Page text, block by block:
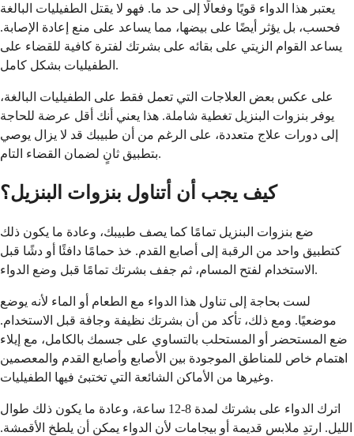
يعتبر هذا الدواء قويًا وفعالًا إلى حد ما. فهو لا يقتل الطفيليات البالغة
فحسب، بل يؤثر أيضًا على بيضها، مما يساعد على منع إعادة الإصابة.
يساعد القوام الزيتي على بقائه على بشرتك لفترة كافية للقضاء على
الطفيليات بشكل كامل.
على عكس بعض العلاجات التي تعمل فقط على الطفيليات البالغة،
يوفر بنزوات البنزيل تغطية شاملة. هذا يعني أنك أقل عرضة للحاجة
إلى دورات علاج متعددة، على الرغم من أن طبيبك قد لا يزال يوصي
بتطبيق ثانٍ لضمان القضاء التام.
كيف يجب أن أتناول بنزوات البنزيل؟
ضع بنزوات البنزيل تمامًا كما يصف طبيبك، وعادة ما يكون ذلك
كتطبيق واحد من الرقبة إلى أصابع القدم. خذ حمامًا دافئًا أو دشًا قبل
الاستخدام لفتح المسام، ثم جفف بشرتك تمامًا قبل وضع الدواء.
لست بحاجة إلى تناول هذا الدواء مع الطعام أو الماء لأنه يوضع
موضعيًا. ومع ذلك، تأكد من أن بشرتك نظيفة وجافة قبل الاستخدام.
ضع المستحضر أو ​​المستحلب بالتساوي على جسمك بالكامل، مع إيلاء
اهتمام خاص للمناطق الموجودة بين الأصابع وأصابع القدم والمعصمين
وغيرها من الأماكن الشائعة التي تختبئ فيها الطفيليات.
اترك الدواء على بشرتك لمدة 8-12 ساعة، وعادة ما يكون ذلك طوال
الليل. ارتدِ ملابس قديمة أو بيجامات لأن الدواء يمكن أن يلطخ الأقمشة.